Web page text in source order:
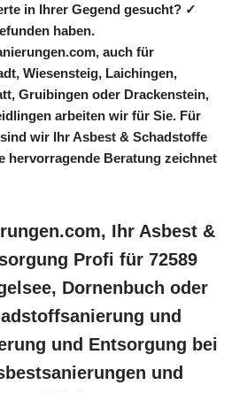
in Ihrer Gegend gesucht? ✓
haben.
auch für
Wiesensteig, Laichingen,
Gruibingen oder Drackenstein,
arbeiten wir für Sie. Für
wir Ihr Asbest & Schadstoffe
hervorragende Beratung zeichnet
Ihr Asbest &
Profi für 72589
Dornenbuch oder
und
und Entsorgung bei
und